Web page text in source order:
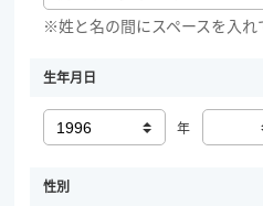
※姓と名の間にスペースを入れ
生年月日
年
性別